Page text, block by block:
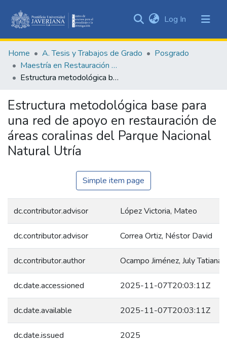
&
Collections
Statistics
Log In (current)
Home A. Tesis y Trabajos de Grado
Posgrado
Maestría en Restauración Ecológica
Estructura metodológica base para una red de apoyo en restauración de áreas coralinas del Parque Nacional Natural Utría
Estructura metodológica base para
una red de apoyo en restauración de
áreas coralinas del Parque Nacional
Natural Utría
Simple item page
dc.contributor.advisor López Victoria, Mateo
dc.contributor.advisor Correa Ortiz, Néstor David
dc.contributor.author Ocampo Jiménez, July Tatiana
dc.date.accessioned 2025-11-07T20:03:11Z
dc.date.available 2025-11-07T20:03:11Z
dc.date.issued 2025